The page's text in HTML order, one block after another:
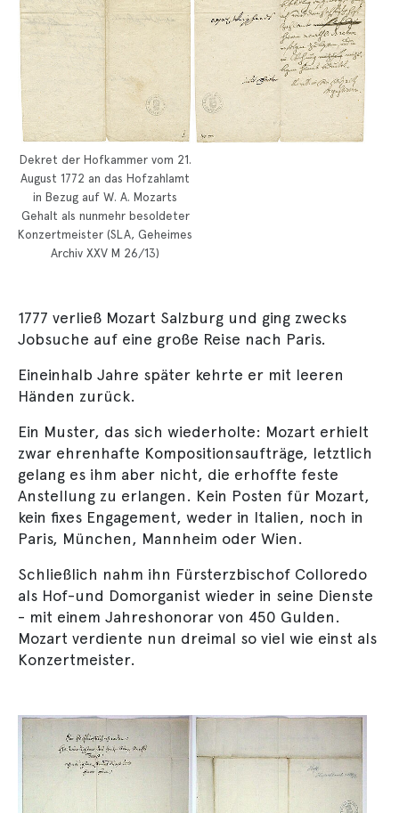
Dekret der Hofkammer vom 21.
August 1772 an das Hofzahlamt
in Bezug auf W. A. Mozarts
Gehalt als nunmehr besoldeter
Konzertmeister (SLA, Geheimes
Archiv XXV M 26/13)
1777 verließ Mozart Salzburg und ging zwecks
Jobsuche auf eine große Reise nach Paris.
Eineinhalb Jahre später kehrte er mit leeren
Händen zurück.
Ein Muster, das sich wiederholte: Mozart erhielt
zwar ehrenhafte Kompositionsaufträge, letztlich
gelang es ihm aber nicht, die erhoffte feste
Anstellung zu erlangen. Kein Posten für Mozart,
kein fixes Engagement, weder in Italien, noch in
Paris, München, Mannheim oder Wien.
Schließlich nahm ihn Fürsterzbischof Colloredo
als Hof-und Domorganist wieder in seine Dienste
- mit einem Jahreshonorar von 450 Gulden.
Mozart verdiente nun dreimal so viel wie einst als
Konzertmeister.